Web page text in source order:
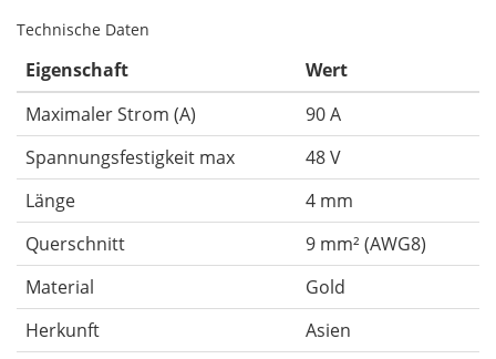
Technische Daten
Eigenschaft
Wert
Maximaler Strom (A)
90 A
Spannungsfestigkeit max
48 V
Länge
4 mm
Querschnitt
9 mm² (AWG8)
Material
Gold
Herkunft
Asien